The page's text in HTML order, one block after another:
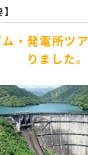
・発電所ツ
りました。